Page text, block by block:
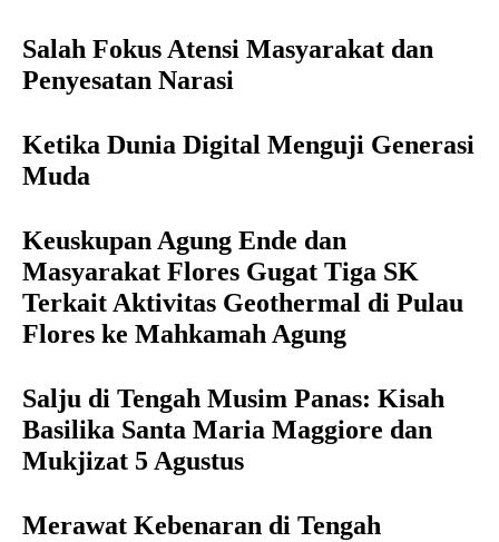
Salah Fokus Atensi Masyarakat dan
Penyesatan Narasi
Ketika Dunia Digital Menguji Generasi
Muda
Keuskupan Agung Ende dan
Masyarakat Flores Gugat Tiga SK
Terkait Aktivitas Geothermal di Pulau
Flores ke Mahkamah Agung
Salju di Tengah Musim Panas: Kisah
Basilika Santa Maria Maggiore dan
Mukjizat 5 Agustus
Merawat Kebenaran di Tengah